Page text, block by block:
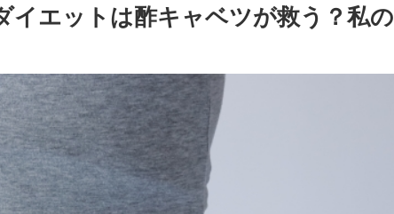
イエットは酢キャベツが救う？私の